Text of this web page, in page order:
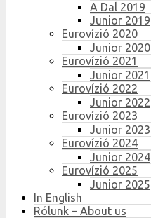
A Dal 2019
Junior 2019
Eurovízió 2020
Junior 2020
Eurovízió 2021
Junior 2021
Eurovízió 2022
Junior 2022
Eurovízió 2023
Junior 2023
Eurovízió 2024
Junior 2024
Eurovízió 2025
Junior 2025
In English
Rólunk – About us